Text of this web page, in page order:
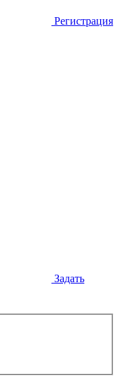
Регистрация
Задать